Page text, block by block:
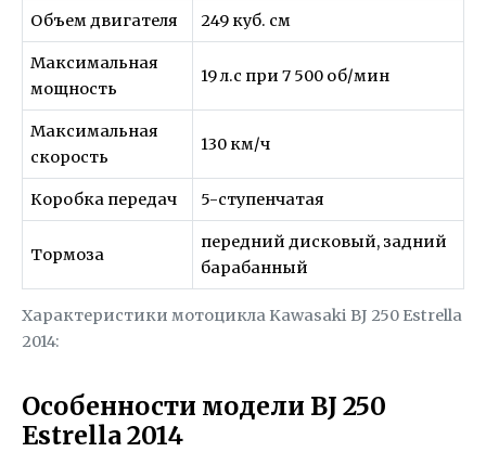
Характеристики мотоцикла Kawasaki BJ 250 Estrella
2014:
Объем двигателя 249 куб. см
Максимальная
мощность
19 л.с при 7 500 об/мин
Максимальная
скорость
130 км/ч
Коробка передач 5-ступенчатая
Тормоза
передний дисковый, задний
барабанный
Особенности модели BJ 250
Estrella 2014